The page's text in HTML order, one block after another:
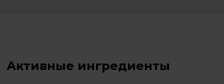
Активные ингредиенты